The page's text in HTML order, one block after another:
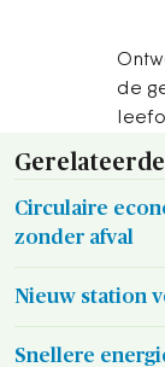
de
Circulaire
zonder afval
Nieuw station
Snellere